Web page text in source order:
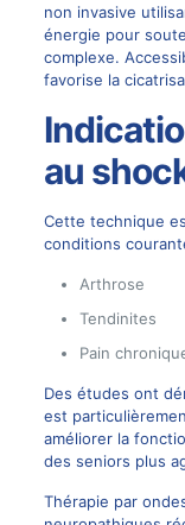
non invasive
énergie pour
complexe.
favorise la
au
Cette technique
conditions
Arthrose
Tendinites
Pain
Des études ont
est
améliorer la
des seniors plus
Thérapie par